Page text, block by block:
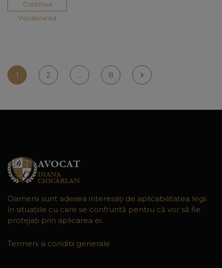
Continua
Vizualizarea
1 2 … 8
Oamenii sunt adesea interesaţi de aplicabilitatea legii
în situaţiile cu care se confruntă pentru că vor să fie
protejaţi prin aplicarea ei.
Termeni si conditii generale